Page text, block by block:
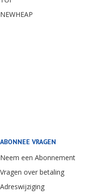
NEWHEAP
ABONNEE VRAGEN
Neem een Abonnement
Vragen over betaling
Adreswijziging